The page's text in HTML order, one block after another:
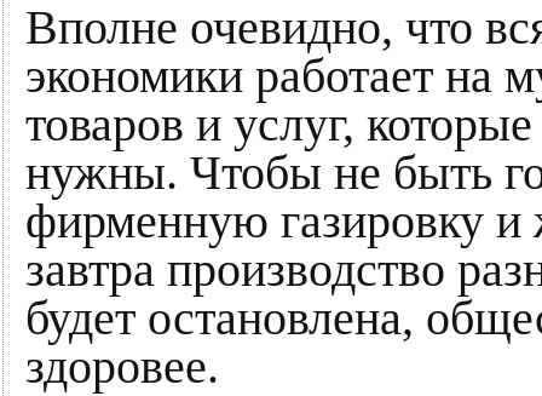
Вполне очевидно, что
экономики работает на
товаров и услуг,
нужны. Чтобы не быть
фирменную газировку
завтра производство
будет остановлена,
здоровее.